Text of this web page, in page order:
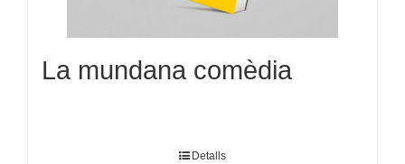
La mundana comèdia
Detalls